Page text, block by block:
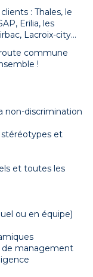
: Thales, le
Erilia, les
Lacroix-city…
commune
!
non-discrimination
stéréotypes et
et toutes les
ou en équipe)
de management